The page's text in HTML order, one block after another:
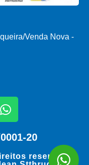
Venda Nova -
20
reservados